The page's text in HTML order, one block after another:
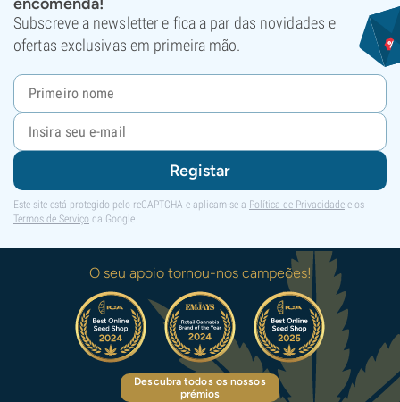
Subscreve a newsletter e fica a par das novidades e
ofertas exclusivas em primeira mão.
Registar
Este site está protegido pelo reCAPTCHA e aplicam-se a Política de Privacidade e os
Termos de Serviço da Google.
O seu apoio tornou-nos campeões!
Descubra todos os nossos
prémios